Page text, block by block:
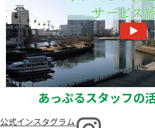
あっぷるスタッフの
公式インスタグラム